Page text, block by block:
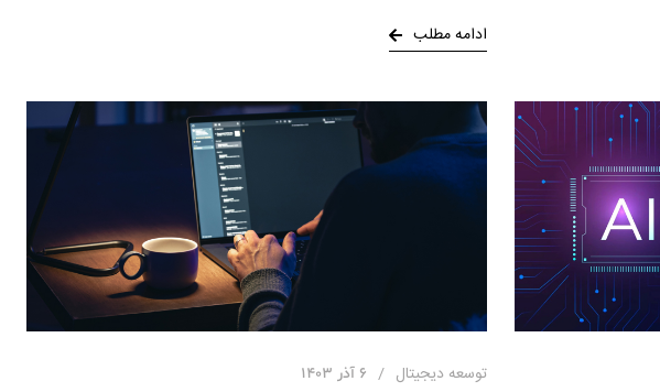
ریسپانسیو و اصلاحات مقابل تکرار و جریان‌ها پرداخته است.
ادامه مطلب
توسعه دیجیتال 6 آذر 1403